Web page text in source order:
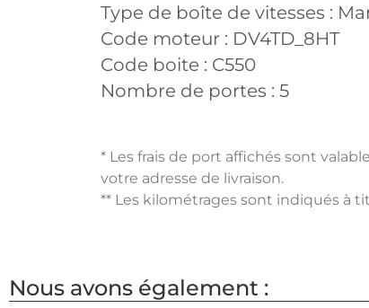
Type de boîte de vitesses :
Code moteur : DV4TD_8HT
Code boite : C550
Nombre de portes : 5
* Les frais de port affichés sont
votre adresse de livraison.
** Les kilométrages sont indiqués à
Nous avons également :